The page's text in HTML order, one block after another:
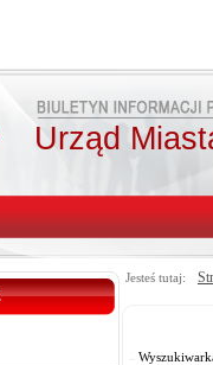
Urząd
Jesteś tutaj: